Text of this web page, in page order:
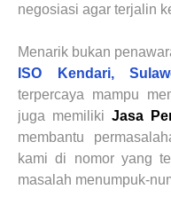
negosiasi agar terjalin
Menarik bukan
ISO Kendari,
terpercaya mampu
juga memilikiJasa
membantu
kami di nomor yang
masalah menumpuk-